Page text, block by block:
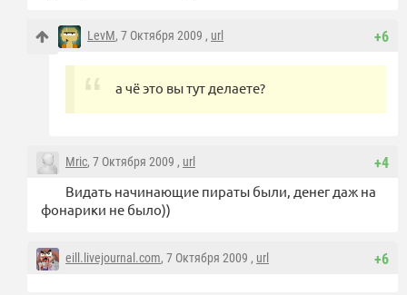
+6
LevM, 7 Октября 2009 , url
а чё это вы тут делаете?
+4
Mric, 7 Октября 2009 , url
Видать начинающие пираты были, денег даж на
фонарики не было))
+6
eill.livejournal.com, 7 Октября 2009 , url